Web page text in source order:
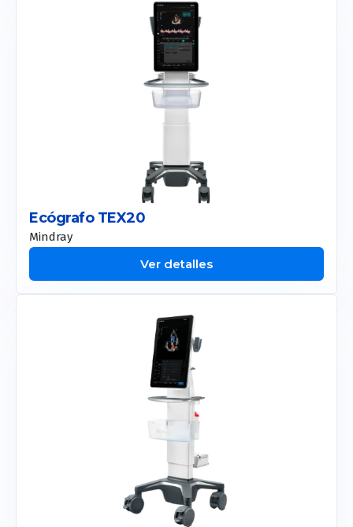
Ecógrafo TEX20
Mindray
Ver detalles